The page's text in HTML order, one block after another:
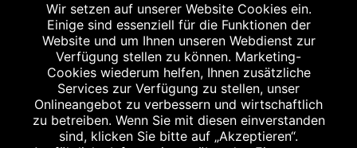
Abgabe in haushaltsüblichen Mengen, solange der Vorrat reicht. Für Druck-
und Satzfehler keine Haftung.
Zu Risiken und Nebenwirkungen lesen Sie die Packungsbeilage und fragen
Sie Ihren Arzt oder Apotheker.
Angabe nach der deutschen Arzneimitteltaxe Apothekenerstattungspreis
Wir setzen auf unserer Website Cookies ein.
Einige sind essenziell für die Funktionen der
Website und um Ihnen unseren Webdienst zur
Verfügung stellen zu können. Marketing-
Cookies wiederum helfen, Ihnen zusätzliche
Services zur Verfügung zu stellen, unser
Onlineangebot zu verbessern und wirtschaftlich
zu betreiben. Wenn Sie mit diesen einverstanden
sind, klicken Sie bitte auf „Akzeptieren“.